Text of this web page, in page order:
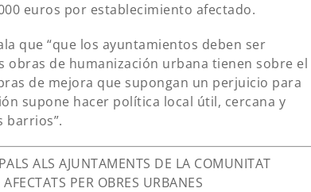
euros por establecimiento afectado.
que “que los ayuntamientos deben ser
de humanización urbana tienen sobre el
de mejora que supongan un perjuicio para
supone hacer política local útil, cercana y
barrios”.
ALS AJUNTAMENTS DE LA COMUNITAT
PER OBRES URBANES